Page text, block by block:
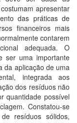
apresentar
das práticas de
financeiros mais
contarem
adequada. O
ser uma importante
da aplicação de uma
integrada aos
dos resíduos não
quantidade possível
Constatou-se
resíduos sólidos,